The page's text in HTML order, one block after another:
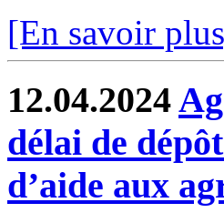
[En savoir
12.04.2024
délai de
d’aide aux